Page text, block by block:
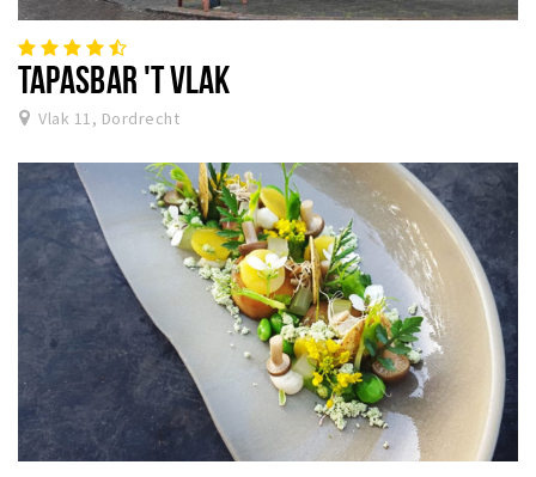
TAPASBAR 'T VLAK
Vlak 11, Dordrecht